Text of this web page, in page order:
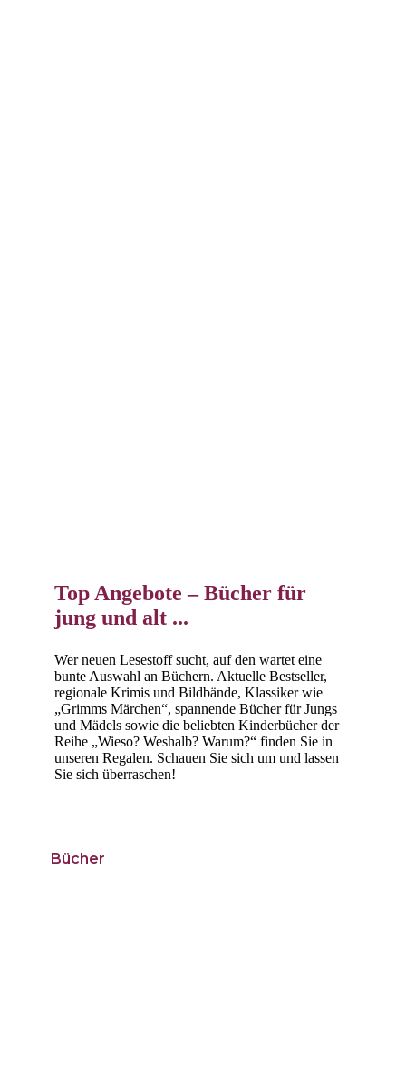
Top Angebote – Bücher für
jung und alt ...
Wer neuen Lesestoff sucht, auf den wartet eine
bunte Auswahl an Büchern. Aktuelle Bestseller,
regionale Krimis und Bildbände, Klassiker wie
„Grimms Märchen“, spannende Bücher für Jungs
und Mädels sowie die beliebten Kinderbücher der
Reihe „Wieso? Weshalb? Warum?“ finden Sie in
unseren Regalen. Schauen Sie sich um und lassen
Sie sich überraschen!
Bücher